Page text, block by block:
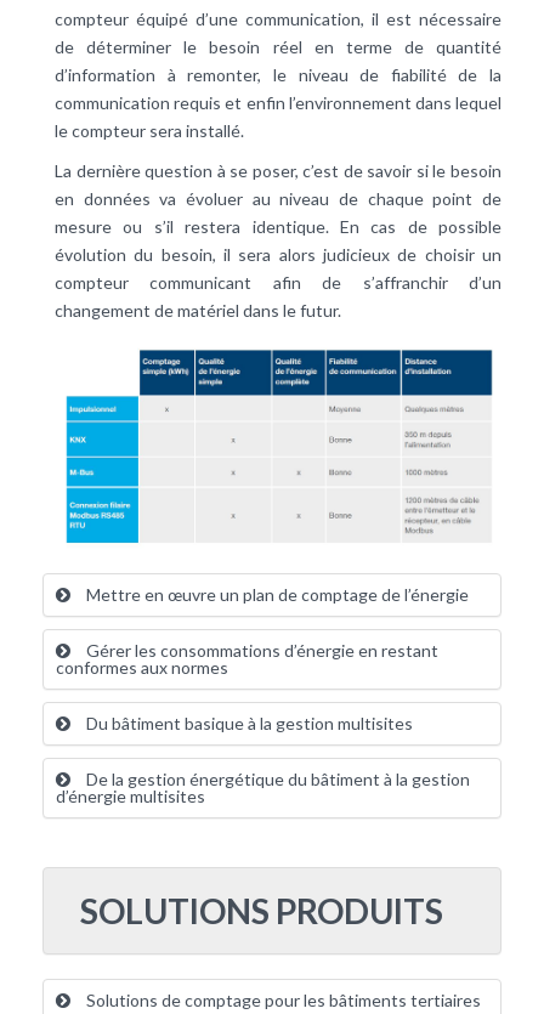
compteur équipé d’une communication, il est nécessaire
de déterminer le besoin réel en terme de quantité
d’information à remonter, le niveau de fiabilité de la
communication requis et enfin l’environnement dans lequel
le compteur sera installé.
La dernière question à se poser, c’est de savoir si le besoin
en données va évoluer au niveau de chaque point de
mesure ou s’il restera identique. En cas de possible
évolution du besoin, il sera alors judicieux de choisir un
compteur communicant afin de s’affranchir d’un
changement de matériel dans le futur.
Mettre en œuvre un plan de comptage de l’énergie
Gérer les consommations d’énergie en restant
conformes aux normes
Du bâtiment basique à la gestion multisites
De la gestion énergétique du bâtiment à la gestion
d’énergie multisites
SOLUTIONS PRODUITS
Solutions de comptage pour les bâtiments tertiaires